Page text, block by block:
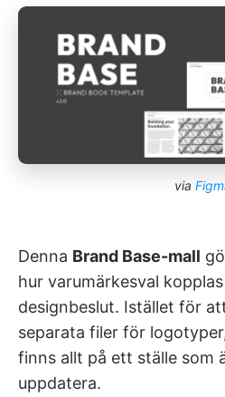
via
Denna Brand Base-mall
hur varumärkesval
designbeslut. Istället för
separata filer för
finns allt på ett ställe som
uppdatera.